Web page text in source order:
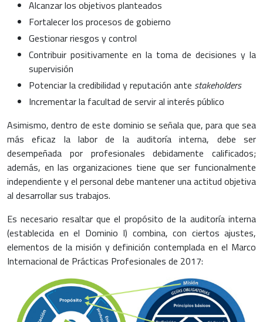
Alcanzar los objetivos planteados
Fortalecer los procesos de gobierno
Gestionar riesgos y control
Contribuir positivamente en la toma de decisiones y la
supervisión
Potenciar la credibilidad y reputación ante stakeholders
Incrementar la facultad de servir al interés público
Asimismo, dentro de este dominio se señala que, para que sea
más eficaz la labor de la auditoría interna, debe ser
desempeñada por profesionales debidamente calificados;
además, en las organizaciones tiene que ser funcionalmente
independiente y el personal debe mantener una actitud objetiva
al desarrollar sus trabajos.
Es necesario resaltar que el propósito de la auditoría interna
(establecida en el Dominio I) combina, con ciertos ajustes,
elementos de la misión y definición contemplada en el Marco
Internacional de Prácticas Profesionales de 2017: